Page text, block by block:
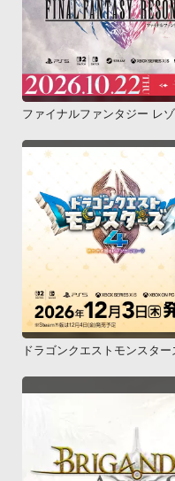
ファイナルファンタジー レ
ドラゴンクエストモンスタ